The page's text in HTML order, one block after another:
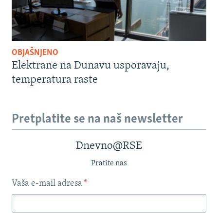
OBJAŠNJENO
Elektrane na Dunavu usporavaju,
temperatura raste
Pretplatite se na naš newsletter
Dnevno@RSE
Pratite nas
Vaša e-mail adresa *